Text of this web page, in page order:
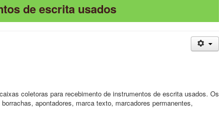
de escrita usados
coletoras para recebimento de instrumentos de escrita usados. Os
apontadores, marca texto, marcadores permanentes,